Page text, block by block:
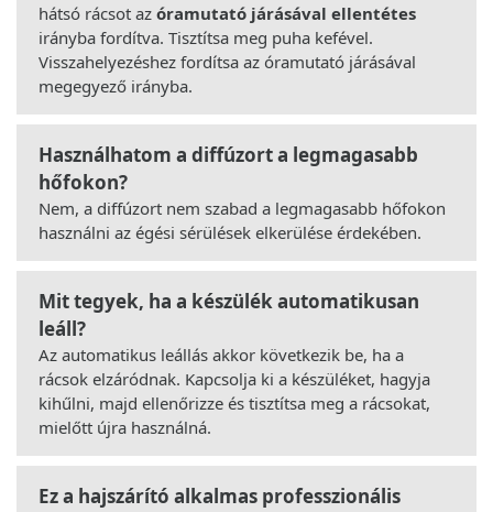
hátsó rácsot az óramutató járásával ellentétes
irányba fordítva. Tisztítsa meg puha kefével.
Visszahelyezéshez fordítsa az óramutató járásával
megegyező irányba.
Használhatom a diffúzort a legmagasabb
hőfokon?
Nem, a diffúzort nem szabad a legmagasabb hőfokon
használni az égési sérülések elkerülése érdekében.
Mit tegyek, ha a készülék automatikusan
leáll?
Az automatikus leállás akkor következik be, ha a
rácsok elzáródnak. Kapcsolja ki a készüléket, hagyja
kihűlni, majd ellenőrizze és tisztítsa meg a rácsokat,
mielőtt újra használná.
Ez a hajszárító alkalmas professzionális